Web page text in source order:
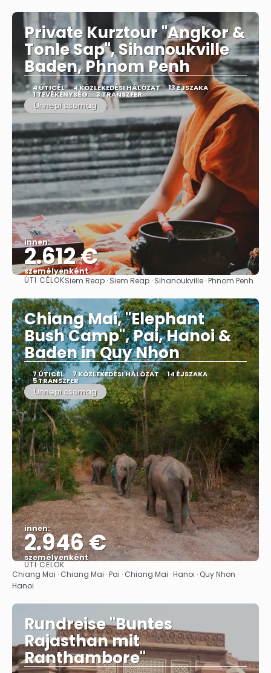
Private Kurztour "Angkor &
Tonle Sap", Sihanoukville
Baden, Phnom Penh
4 ÚTICÉL 4 KÖZLEKEDÉSI HÁLÓZAT 13 ÉJSZAKA
1 TEVÉKENYSÉG 3 TRANSZFER
Ünnepi csomag
innen:
2.612 €
személyenként
Megnézem
ÚTI CÉLOKSiem Reap · Siem Reap · Sihanoukville · Phnom Penh
Chiang Mai, "Elephant
Bush Camp", Pai, Hanoi &
Baden in Quy Nhon
7 ÚTICÉL 7 KÖZLEKEDÉSI HÁLÓZAT 14 ÉJSZAKA
5 TRANSZFER
Ünnepi csomag
innen:
2.946 €
személyenként
Megnézem
ÚTI CÉLOK
Chiang Mai · Chiang Mai · Pai · Chiang Mai · Hanoi · Quy Nhon ·
Hanoi
Rundreise "Buntes
Rajasthan mit
Ranthambore"